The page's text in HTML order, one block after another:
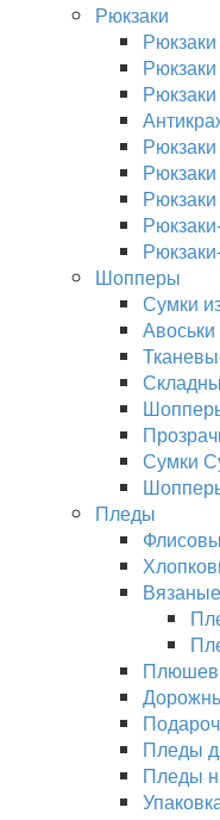
Рюкзаки
Шопперы
Сумки
Сумки
Пледы
Пледы
Пледы